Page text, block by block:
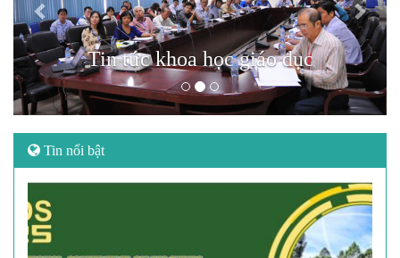
Tin tức khoa học giáo dục
Tin nổi bật